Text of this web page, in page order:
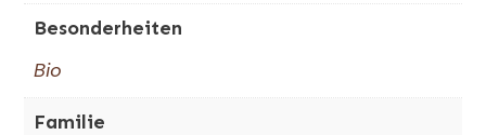
Besonderheiten
Bio
Familie